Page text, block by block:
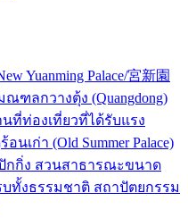
Yuanming Palace/宮新園
ณฑลกวางตุ้ง (Quangdong)
ที่ท่องเที่ยวที่ได้รับแรง
เก่า (Old Summer Palace)
กกิ่ง สวนสาธารณะขนาด
ทั้งธรรมชาติ สถาปัตยกรรม